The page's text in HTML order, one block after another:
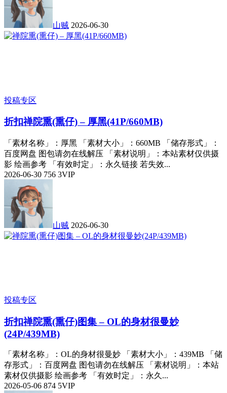
山贼 2026-06-30
投稿专区
折扣禅院熏(熏仔) – 厚黑(41P/660MB)
「素材名称」：厚黑 「素材大小」：660MB 「储存形式」：
百度网盘 图包请勿在线解压 「素材说明」：本站素材仅供摄
影 绘画参考 「有效时定」：永久链接 若失效...
2026-06-30 756 3VIP
山贼 2026-06-30
投稿专区
折扣禅院熏(熏仔)图集 – OL的身材很曼妙
(24P/439MB)
「素材名称」：OL的身材很曼妙 「素材大小」：439MB 「储
存形式」：百度网盘 图包请勿在线解压 「素材说明」：本站
素材仅供摄影 绘画参考 「有效时定」：永久...
2026-05-06 874 5VIP